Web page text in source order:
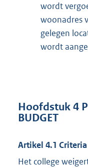
wordt
woonadres
gelegen
wordt
Hoofdstuk 4
BUDGET
Artikel 4.1
Het college